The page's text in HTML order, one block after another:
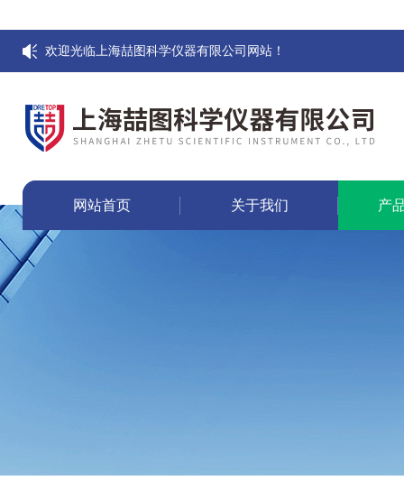
欢迎光临上海喆图科学仪器有限公司网站！
网站首页 关于我们 产